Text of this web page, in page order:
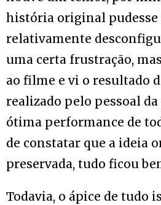
história original pudesse
relativamente
uma certa frustração,
ao filme e vi o resultado
realizado pelo pessoal da
ótima performance de
de constatar que a ideia
preservada, tudo ficou
Todavia, o ápice de tudo